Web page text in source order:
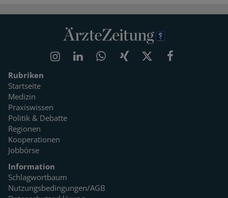
Rubriken
Startseite
Medizin
Praxiswissen
Politik & Debatte
Regionen
Kooperationen
Jobbörse
Information
Schlagwortbaum
Nutzungsbedingungen/AGB